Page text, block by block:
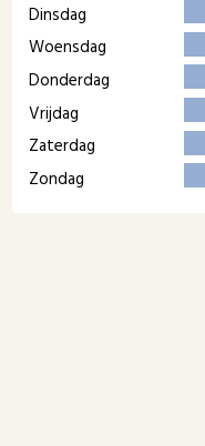
Dinsdag
Woensdag
Donderdag
Vrijdag
Zaterdag
Zondag